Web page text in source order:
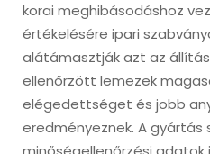
korai meghibásodáshoz
értékelésére ipari
alátámasztják azt az
ellenőrzött lemezek
elégedettséget és jobb
eredményeznek. A